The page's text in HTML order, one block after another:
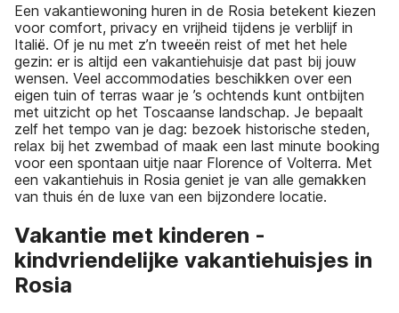
Een vakantiewoning huren in de Rosia betekent kiezen
voor comfort, privacy en vrijheid tijdens je verblijf in
Italië. Of je nu met z’n tweeën reist of met het hele
gezin: er is altijd een vakantiehuisje dat past bij jouw
wensen. Veel accommodaties beschikken over een
eigen tuin of terras waar je ’s ochtends kunt ontbijten
met uitzicht op het Toscaanse landschap. Je bepaalt
zelf het tempo van je dag: bezoek historische steden,
relax bij het zwembad of maak een last minute booking
voor een spontaan uitje naar Florence of Volterra. Met
een vakantiehuis in Rosia geniet je van alle gemakken
van thuis én de luxe van een bijzondere locatie.
Vakantie met kinderen -
kindvriendelijke vakantiehuisjes in
Rosia